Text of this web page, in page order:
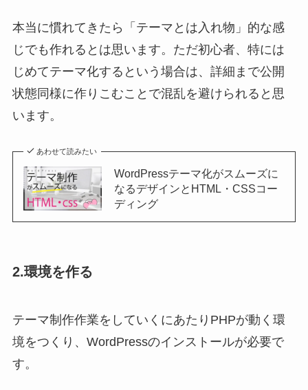
本当に慣れてきたら「テーマとは入れ物」的な感
じでも作れるとは思います。ただ初心者、特には
じめてテーマ化するという場合は、詳細まで公開
状態同様に作りこむことで混乱を避けられると思
います。
あわせて読みたい
WordPressテーマ化がスムーズに
なるデザインとHTML・CSSコー
ディング
2.環境を作る
テーマ制作作業をしていくにあたりPHPが動く環
境をつくり、WordPressのインストールが必要で
す。